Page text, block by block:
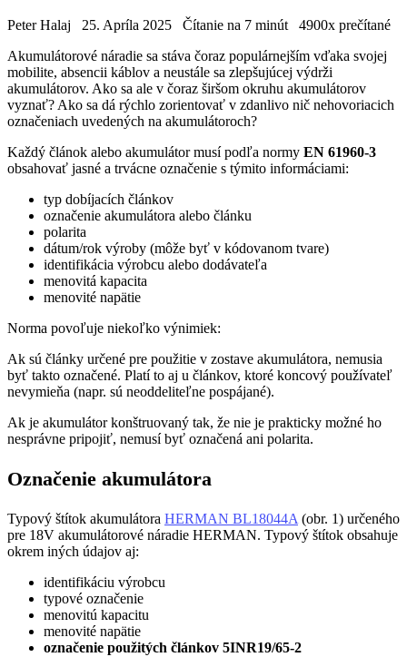
Peter Halaj 25. Apríla 2025 Čítanie na 7 minút
4900x prečítané
Akumulátorové náradie sa stáva čoraz populárnejším vďaka svojej
mobilite, absencii káblov a neustále sa zlepšujúcej výdrži
akumulátorov. Ako sa ale v čoraz širšom okruhu akumulátorov
vyznať? Ako sa dá rýchlo zorientovať v zdanlivo nič nehovoriacich
označeniach uvedených na akumulátoroch?
Každý článok alebo akumulátor musí podľa normy EN 61960-3
obsahovať jasné a trvácne označenie s týmito informáciami:
typ dobíjacích článkov
označenie akumulátora alebo článku
polarita
dátum/rok výroby (môže byť v kódovanom tvare)
identifikácia výrobcu alebo dodávateľa
menovitá kapacita
menovité napätie
Norma povoľuje niekoľko výnimiek:
Ak sú články určené pre použitie v zostave akumulátora, nemusia
byť takto označené. Platí to aj u článkov, ktoré koncový používateľ
nevymieňa (napr. sú neoddeliteľne pospájané).
Ak je akumulátor konštruovaný tak, že nie je prakticky možné ho
nesprávne pripojiť, nemusí byť označená ani polarita.
Označenie akumulátora
Typový štítok akumulátora HERMAN BL18044A (obr. 1) určeného
pre 18V akumulátorové náradie HERMAN. Typový štítok obsahuje
okrem iných údajov aj:
identifikáciu výrobcu
typové označenie
menovitú kapacitu
menovité napätie
označenie použitých článkov 5INR19/65-2